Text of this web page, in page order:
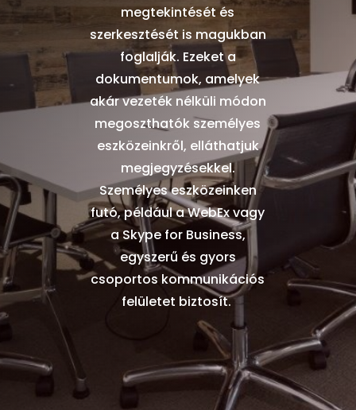
megtekintését és
szerkesztését is magukban
foglalják. Ezeket a
dokumentumok, amelyek
akár vezeték nélküli módon
megoszthatók személyes
eszközeinkről, elláthatjuk
megjegyzésekkel.
Személyes eszközeinken
futó, például a WebEx vagy
a Skype for Business,
egyszerű és gyors
csoportos kommunikációs
felületet biztosít.